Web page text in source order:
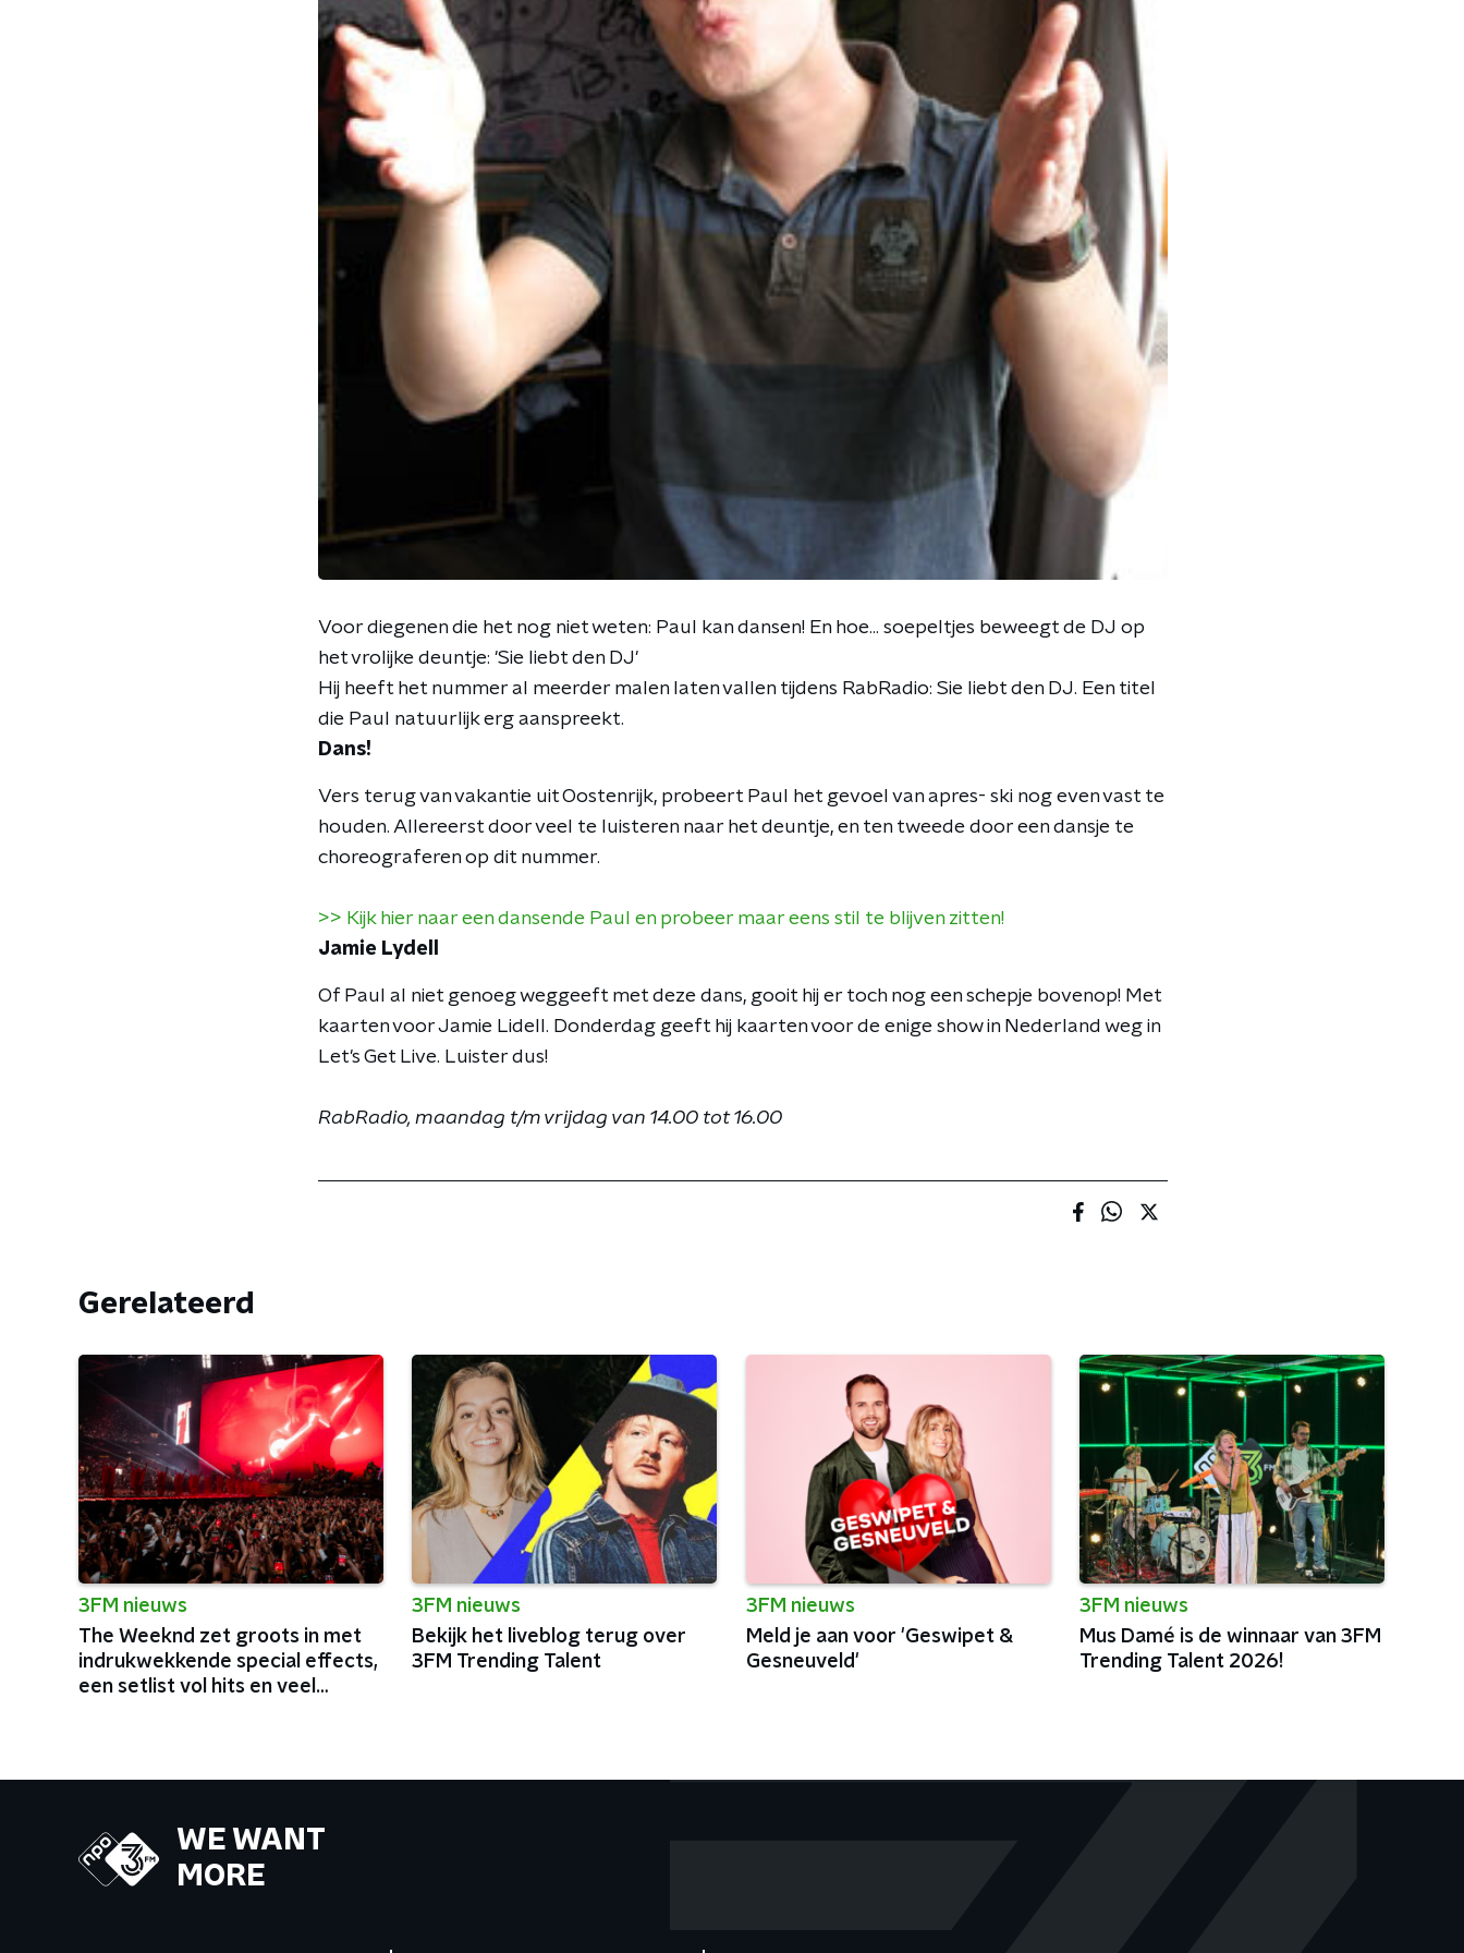
Voor diegenen die het nog niet weten: Paul kan dansen! En hoe... soepeltjes beweegt de DJ op
het vrolijke deuntje: 'Sie liebt den DJ'
Hij heeft het nummer al meerder malen laten vallen tijdens RabRadio: Sie liebt den DJ. Een titel
die Paul natuurlijk erg aanspreekt.
Dans!
Vers terug van vakantie uit Oostenrijk, probeert Paul het gevoel van apres- ski nog even vast te
houden. Allereerst door veel te luisteren naar het deuntje, en ten tweede door een dansje te
choreograferen op dit nummer.
>> Kijk hier naar een dansende Paul en probeer maar eens stil te blijven zitten!
Jamie Lydell
Of Paul al niet genoeg weggeeft met deze dans, gooit hij er toch nog een schepje bovenop! Met
kaarten voor Jamie Lidell. Donderdag geeft hij kaarten voor de enige show in Nederland weg in
Let's Get Live. Luister dus!
RabRadio, maandag t/m vrijdag van 14.00 tot 16.00
Gerelateerd
3FM nieuws
The Weeknd zet groots in met
indrukwekkende special effects,
een setlist vol hits en veel
3FM nieuws
Bekijk het liveblog terug over
3FM Trending Talent
3FM nieuws
Meld je aan voor 'Geswipet &
Gesneuveld'
3FM nieuws
Mus Damé is de winnaar van 3FM
Trending Talent 2026!
WE WANT
MORE